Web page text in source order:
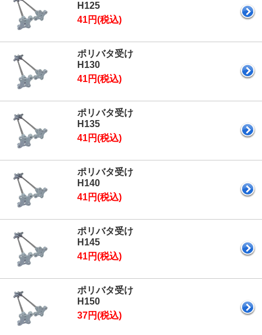
H125
41円(税込)
ポリバタ受け
H130
41円(税込)
ポリバタ受け
H135
41円(税込)
ポリバタ受け
H140
41円(税込)
ポリバタ受け
H145
41円(税込)
ポリバタ受け
H150
37円(税込)